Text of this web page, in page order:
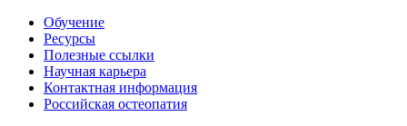
Обучение
Ресурсы
Полезные ссылки
Научная карьера
Контактная информация
Российская остеопатия